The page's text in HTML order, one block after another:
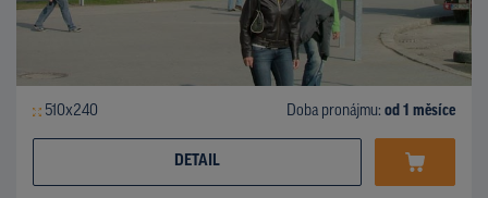
510x240 Doba pronájmu: od 1 měsíce
DETAIL